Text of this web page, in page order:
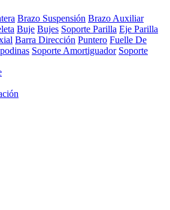
Brazo Suspensión Brazo Auxiliar
Buje Bujes Soporte Parilla Eje Parilla
Barra Dirección Puntero Fuelle De
Soporte Amortiguador Soporte